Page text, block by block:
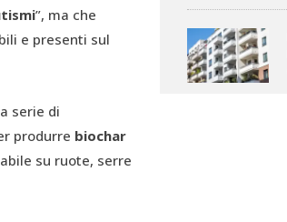
”, ma che
e presenti sul
serie di
produrre biochar
su ruote, serre